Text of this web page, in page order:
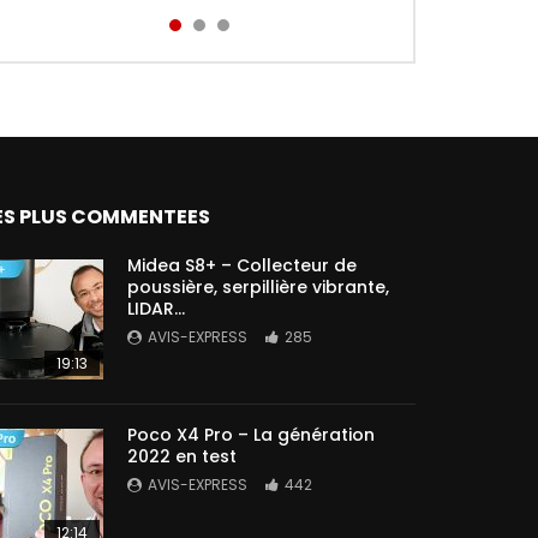
PLUS COMMENTEES
19:13
Midea S8+ – Collecteur de
poussière, serpillière vibrante,
LIDAR…
AVIS-EXPRESS 285
12:14
Poco X4 Pro – La génération
2022 en test
AVIS-EXPRESS 442